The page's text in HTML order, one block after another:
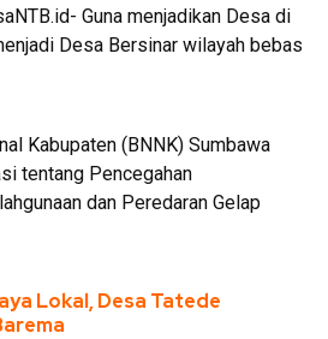
Aplikasi Kre Alang
Guna menjadikan Desa di
Desa Bersinar wilayah bebas
Kabupaten (BNNK) Sumbawa
tentang Pencegahan
dan Peredaran Gelap
Lokal, Desa Tatede